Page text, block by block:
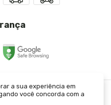
a sua experiência em
você concorda com a
Alfaiataria- JJ Modas